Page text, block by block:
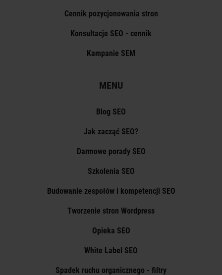
Cennik pozycjonowania stron
Konsultacje SEO - cennik
Kampanie SEM
MENU
Blog SEO
Jak zacząć SEO?
Darmowe porady SEO
Szkolenia SEO
Budowanie zespołów i kompetencji SEO
Tworzenie stron Wordpress
Opieka SEO
White Label SEO
Spadek ruchu organicznego - filtry